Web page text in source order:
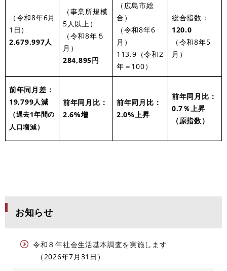
（令和8年6月
1日）
2,679,997人
（事業所規模
5人以上）
（令和8年５
月）
284,895円
（広島市総
合）
（令和8年6
月）
113.9（令和2
年＝100）
総合指数：
120.0
（令和8年5
月）
前年同月差：
19,799人減
（過去1年間の
人口増減）
前年同月比：
2.6%増
前年同月比：
2.0%上昇
前年同月比：
0.7％上昇
（原指数）
お知らせ
令和８年社会生活基本調査を実施します
2026年7月31日